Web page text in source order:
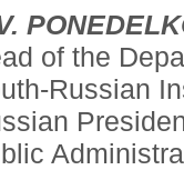
of the
Russian